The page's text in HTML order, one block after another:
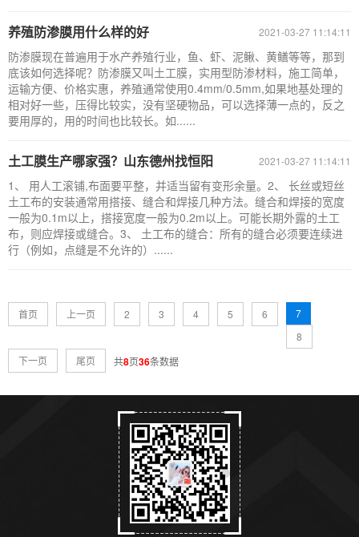
2021-03-27 11:14:11
养殖防渗膜用什么样的好
防渗膜现在普遍用于水产养殖行业，鱼、虾、泥鳅、黄鳝等等，那到
底该如何选择呢？防渗膜又叫土工膜，实用型防渗材料，施工简单，
运输方便、价格实惠，养殖通常使用0.4mm/0.5mm,如果地基处理的
相对好一些，压得比较实，没有坚硬物品，可以选择薄一点的，反之
要用厚的，用的时间也比较长。如......
2021-03-27 11:14:11
土工膜生产哪家强？山东德州找恒阳
1、 用人工滚铺,布面要平整，并适当留有变形余量。2、 长丝或短丝
土工布的安装通常用搭接、缝合和焊接几种方法。缝合和焊接的宽度
一般为0.1m以上，搭接宽度一般为0.2m以上。可能长期外露的土工
布，则应焊接或缝合。3、 土工布的缝合：所有的缝合必须要连续进
行（例如，点缝是不允许的）......
首页 上一页 2 3 4 5 6
7
8
下一页
尾页 共8页36条数据